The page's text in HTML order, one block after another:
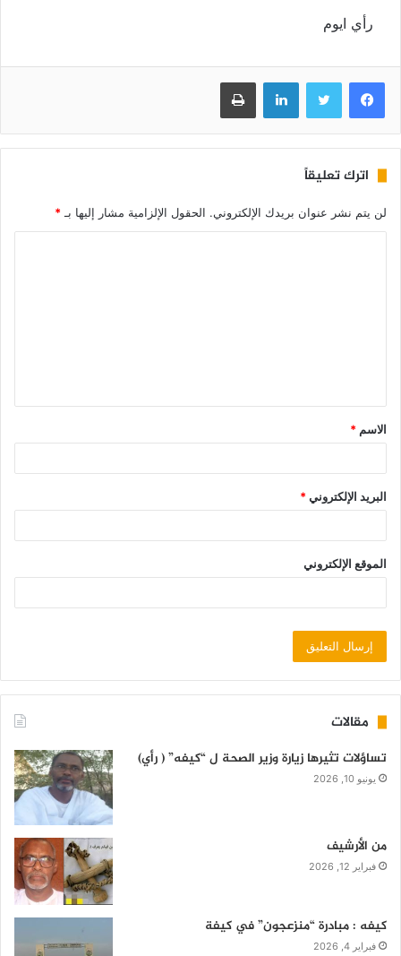
رأي ايوم
فيسبوك تويتر لينكدإن طباعة
اترك تعليقاً
لن يتم نشر عنوان بريدك الإلكتروني. الحقول الإلزامية مشار إليها بـ *
الاسم *
البريد الإلكتروني*
الموقع الإلكتروني
مقالات
تساؤلات تثيرها زيارة وزير الصحة ل “كيفه” ( رأي)
يونيو 10, 2026
من الأرشيف
فبراير 12, 2026
كيفه : مبادرة “منزعجون” في كيفة
فبراير 4, 2026